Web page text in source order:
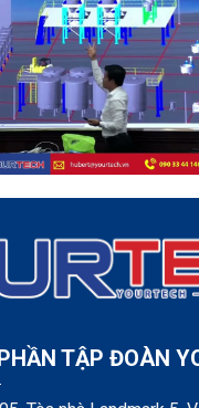
TẬP ĐOÀN